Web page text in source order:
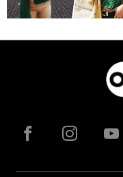
Facebook